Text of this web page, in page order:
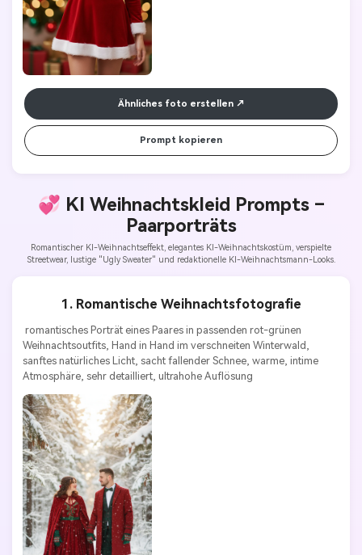
Ähnliches foto erstellen
Prompt kopieren
💞 KI Weihnachtskleid Prompts –
Paarporträts
Romantischer KI-Weihnachtseffekt, elegantes KI-Weihnachtskostüm, verspielte
Streetwear, lustige "Ugly Sweater" und redaktionelle KI-Weihnachtsmann-Looks.
1. Romantische Weihnachtsfotografie
romantisches Porträt eines Paares in passenden rot-grünen
Weihnachtsoutfits, Hand in Hand im verschneiten Winterwald,
sanftes natürliches Licht, sacht fallender Schnee, warme, intime